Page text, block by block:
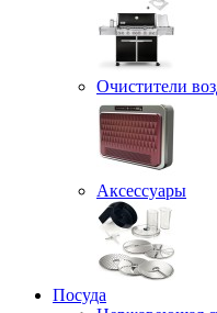
Очистители
Аксессуары
Посуда